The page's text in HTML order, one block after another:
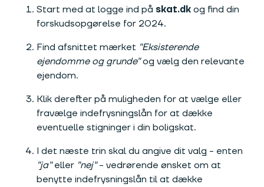
Start med at logge ind påskat.dk og find din
forskudsopgørelse for 2024.
Find afsnittet mærket "Eksisterende
ejendomme og grunde"og vælg den relevante
ejendom.
Klik derefter på muligheden for at vælge eller
fravælge indefrysningslån for at dække
eventuelle stigninger i din boligskat.
I det næste trin skal du angive dit valg - enten
"ja"eller "nej"- vedrørende ønsket om at
benytte indefrysningslån til at dække